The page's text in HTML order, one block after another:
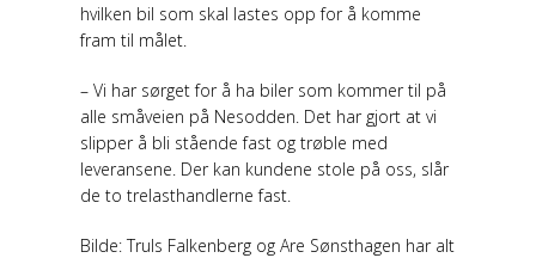
hvilken bil som skal lastes opp for å komme
fram til målet.
– Vi har sørget for å ha biler som kommer til på
alle småveien på Nesodden. Det har gjort at vi
slipper å bli stående fast og trøble med
leveransene. Der kan kundene stole på oss, slår
de to trelasthandlerne fast.
Bilde: Truls Falkenberg og Are Sønsthagen har alt